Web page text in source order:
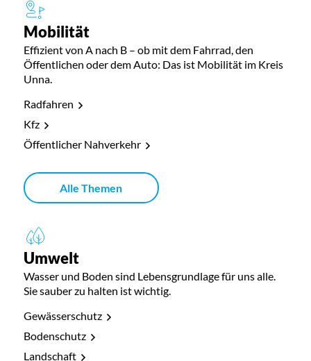
Mobilität
Effizient von A nach B – ob mit dem Fahrrad, den
Öffentlichen oder dem Auto: Das ist Mobilität im Kreis
Unna.
Radfahren
Kfz
Öffentlicher Nahverkehr
Alle Themen
Umwelt
Wasser und Boden sind Lebensgrundlage für uns alle.
Sie sauber zu halten ist wichtig.
Gewässerschutz
Bodenschutz
Landschaft